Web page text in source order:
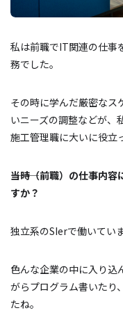
私は前職でIT関連の仕事
務でした。
その時に学んだ厳密なス
いニーズの調整などが、
施工管理職に大いに役立
―――当時（前職）の仕事内
すか？
独立系のSIerで働いてい
色んな企業の中に入り込
がらプログラム書いたり
たね。